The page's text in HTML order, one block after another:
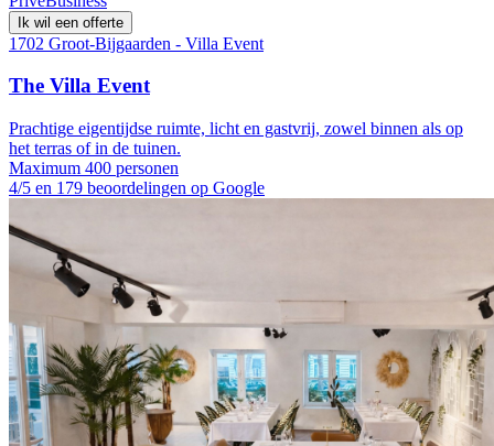
Ik wil een offerte
1702 Groot-Bijgaarden - Villa Event
The Villa Event
Prachtige eigentijdse ruimte, licht en gastvrij, zowel binnen als op
het terras of in de tuinen.
Maximum 400 personen
4/5 en 179 beoordelingen op Google